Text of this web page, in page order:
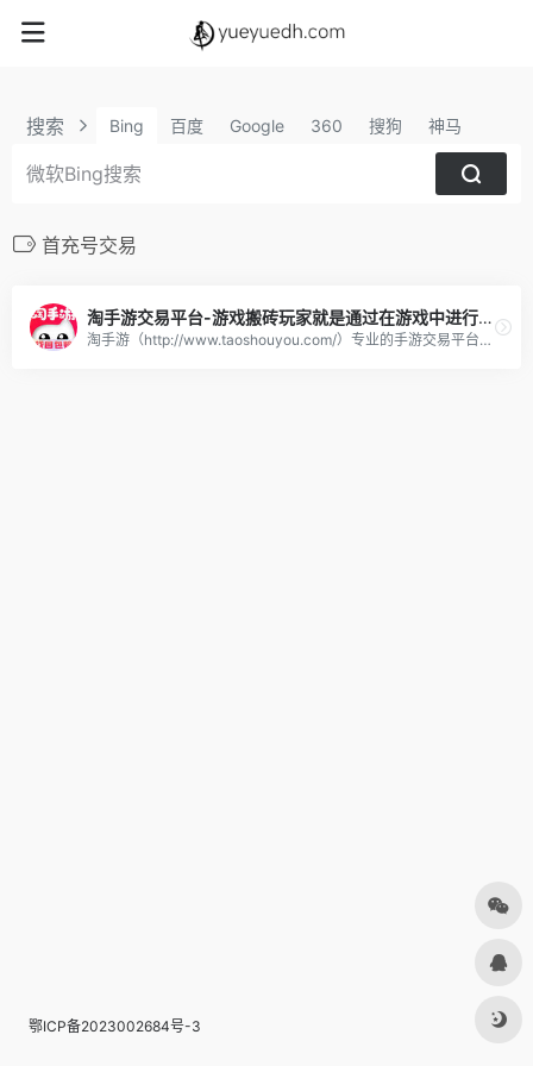
搜索 Bing 百度 Google 360 搜狗 神马
首充号交易
淘手游交易平台-游戏搬砖玩家就是通过在游戏中进行各种工作任务来赚取游戏内虚拟货币或物品
淘手游（http://www.taoshouyou.com/）专业的手游交易平台：提供有性价比的游戏账号、首充号、金币、装备、道具、手游代充等服务，自由买卖，担保寄售交易，安全便捷！淘手游交易平台。
鄂ICP备2023002684号-3